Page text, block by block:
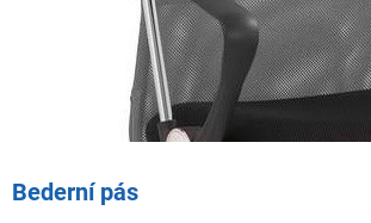
Bederní pás